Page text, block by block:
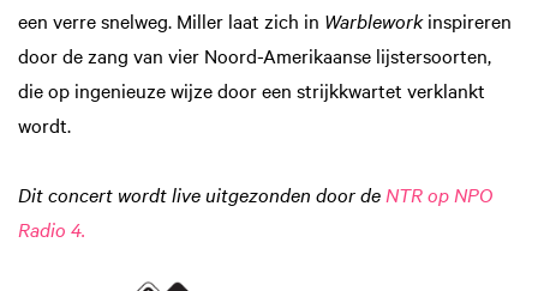
een verre snelweg. Miller laat zich in Warbleworkinspireren
door de zang van vier Noord-Amerikaanse lijstersoorten,
die op ingenieuze wijze door een strijkkwartet verklankt
wordt.
Dit concert wordt live uitgezonden door de NTR op NPO
Radio 4.